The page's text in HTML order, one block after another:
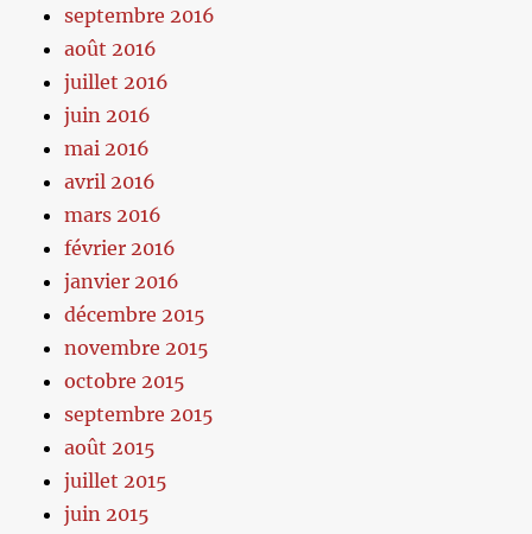
septembre 2016
août 2016
juillet 2016
juin 2016
mai 2016
avril 2016
mars 2016
février 2016
janvier 2016
décembre 2015
novembre 2015
octobre 2015
septembre 2015
août 2015
juillet 2015
juin 2015